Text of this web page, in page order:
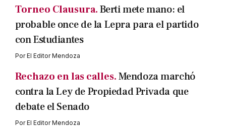
Torneo Clausura.Berti mete mano: el
probable once de la Lepra para el partido
con Estudiantes
PorEl Editor Mendoza
Rechazo en las calles.Mendoza marchó
contra la Ley de Propiedad Privada que
debate el Senado
PorEl Editor Mendoza